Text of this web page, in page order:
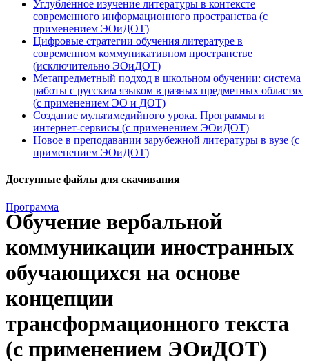
Углублённое изучение литературы в контексте
современного информационного пространства (с
применением ЭОиДОТ)
Цифровые стратегии обучения литературе в
современном коммуникативном пространстве
(исключительно ЭОиДОТ)
Метапредметный подход в школьном обучении: система
работы с русским языком в разных предметных областях
(с применением ЭО и ДОТ)
Создание мультимедийного урока. Программы и
интернет-сервисы (с применением ЭОиДОТ)
Новое в преподавании зарубежной литературы в вузе (с
применением ЭОиДОТ)
Доступные файлы для скачивания
Программа
Обучение вербальной
коммуникации иностранных
обучающихся на основе
концепции
трансформационного текста
(с применением ЭОиДОТ)